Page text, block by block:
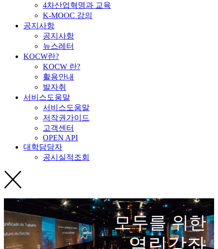
4차산업혁명과 교육
K-MOOC 강의
공지사항
공지사항
뉴스레터
KOCW란?
KOCW 란?
활용안내
발자취
서비스도움말
서비스도움말
저작권가이드
고객센터
OPEN API
대학담당자
공시실적조회
모두를 위한